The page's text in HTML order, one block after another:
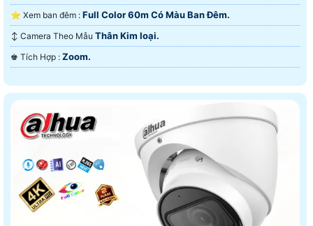
⭐ Xem ban đêm : Full Color 60m Có Màu Ban Ðêm.
↕️ Camera Theo Mẫu Thân Kim loại.
️♚ Tích Hợp : Zoom.